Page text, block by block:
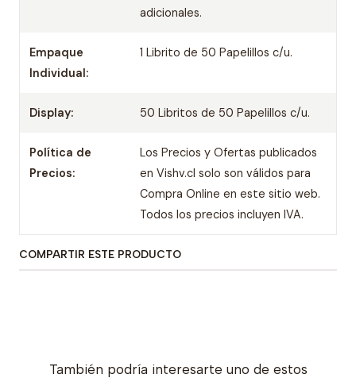
adicionales.
Empaque
Individual:
1 Librito de 50 Papelillos c/u.
Display: 50 Libritos de 50 Papelillos c/u.
Política de
Precios:
Los Precios y Ofertas publicados
en Vishv.cl solo son válidos para
Compra Online en este sitio web.
Todos los precios incluyen IVA.
COMPARTIR ESTE PRODUCTO
También podría interesarte uno de estos